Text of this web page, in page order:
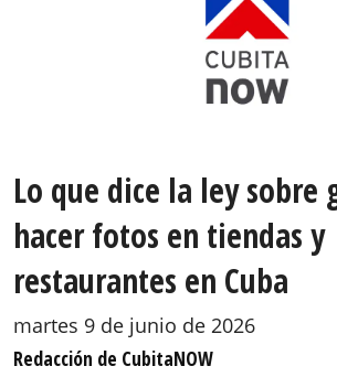
Lo que dice la ley sobre
hacer fotos en tiendas y
restaurantes en Cuba
martes 9 de junio de 2026
Redacción de CubitaNOW